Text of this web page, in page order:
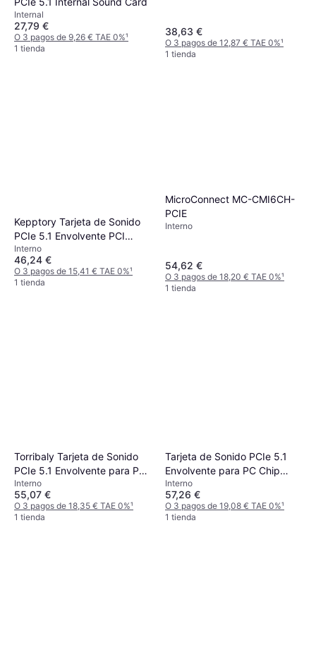
Internal
27,79 €
O 3 pagos de 9,26 € TAE 0%¹
1 tienda
38,63 €
O 3 pagos de 12,87 € TAE 0%¹
1 tienda
Kepptory Tarjeta de Sonido
PCIe 5.1 Envolvente PCI
Express
Interno
46,24 €
O 3 pagos de 15,41 € TAE 0%¹
1 tienda
MicroConnect MC-CMI6CH-
PCIE
Interno
54,62 €
O 3 pagos de 18,20 € TAE 0%¹
1 tienda
Torribaly Tarjeta de Sonido
PCIe 5.1 Envolvente para PC
Chip CMI8738
Interno
55,07 €
O 3 pagos de 18,35 € TAE 0%¹
1 tienda
Tarjeta de Sonido PCIe 5.1
Envolvente para PC Chip
CMI8738
Interno
57,26 €
O 3 pagos de 19,08 € TAE 0%¹
1 tienda